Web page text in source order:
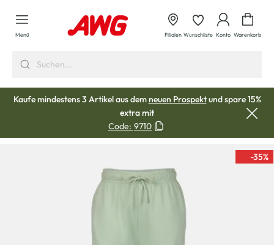
springen
Menü Filialen Wunschliste Konto Warenkorb
Kaufe mindestens 3 Artikel aus demneuen Prospektund spare 15%
extra mit
Code: 9710
-35%